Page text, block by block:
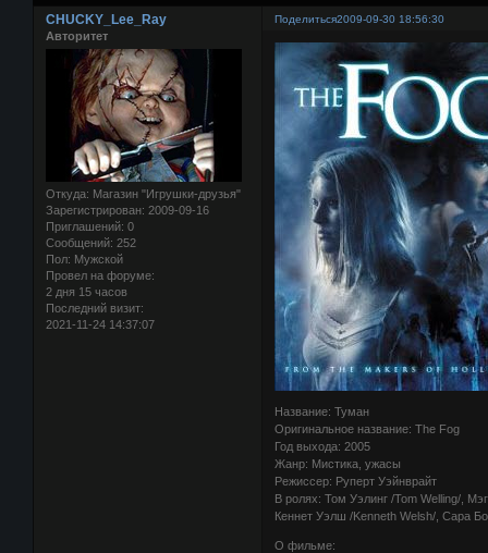
Поделиться2009-09-30 18:56:30
CHUCKY_Lee_Ray
Авторитет
Откуда: Магазин "Игрушки-друзья"
Зарегистрирован: 2009-09-16
Приглашений: 0
Сообщений: 252
Пол: Мужской
Провел на форуме:
2 дня 15 часов
Последний визит:
2021-11-24 14:37:07
Название: Туман
Оригинальное название: The Fog
Год выхода: 2005
Жанр: Мистика, ужасы
Режиссер: Руперт Уэйнврайт
В ролях: Том Уэлинг /Tom Welling/,
Кеннет Уэлш /Kenneth Welsh/, Сара
О фильме: